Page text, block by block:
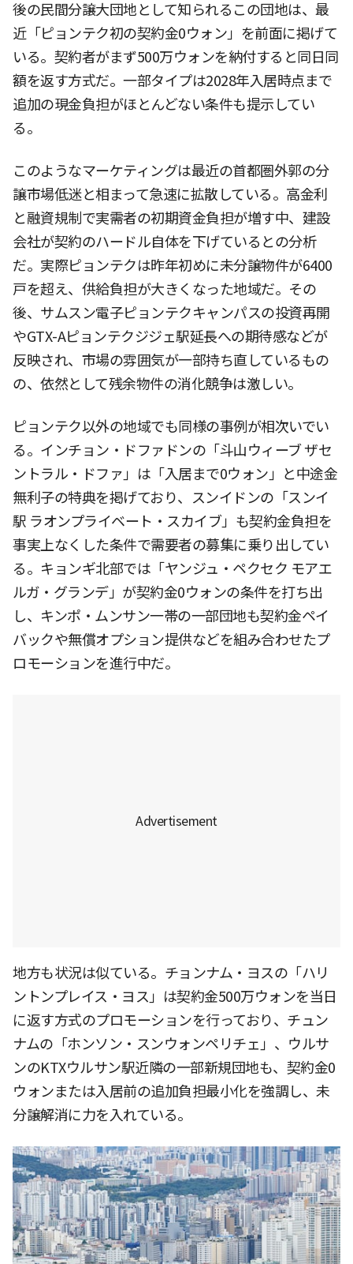
後の民間分譲大団地として知られるこの団地は、最
近「ピョンテク初の契約金0ウォン」を前面に掲げて
いる。契約者がまず500万ウォンを納付すると同日同
額を返す方式だ。一部タイプは2028年入居時点まで
追加の現金負担がほとんどない条件も提示してい
る。
このようなマーケティングは最近の首都圏外郭の分
譲市場低迷と相まって急速に拡散している。高金利
と融資規制で実需者の初期資金負担が増す中、建設
会社が契約のハードル自体を下げているとの分析
だ。実際ピョンテクは昨年初めに未分譲物件が6400
戸を超え、供給負担が大きくなった地域だ。その
後、サムスン電子ピョンテクキャンパスの投資再開
やGTX-Aピョンテクジジェ駅延長への期待感などが
反映され、市場の雰囲気が一部持ち直しているもの
の、依然として残余物件の消化競争は激しい。
ピョンテク以外の地域でも同様の事例が相次いでい
る。インチョン・ドファドンの「斗山ウィーブ ザセ
ントラル・ドファ」は「入居まで0ウォン」と中途金
無利子の特典を掲げており、スンイドンの「スンイ
駅 ラオンプライベート・スカイブ」も契約金負担を
事実上なくした条件で需要者の募集に乗り出してい
る。キョンギ北部では「ヤンジュ・ペクセク モアエ
ルガ・グランデ」が契約金0ウォンの条件を打ち出
し、キンポ・ムンサン一帯の一部団地も契約金ペイ
バックや無償オプション提供などを組み合わせたプ
ロモーションを進行中だ。
地方も状況は似ている。チョンナム・ヨスの「ハリ
ントンプレイス・ヨス」は契約金500万ウォンを当日
に返す方式のプロモーションを行っており、チュン
ナムの「ホンソン・スンウォンペリチェ」、ウルサ
ンのKTXウルサン駅近隣の一部新規団地も、契約金0
ウォンまたは入居前の追加負担最小化を強調し、未
分譲解消に力を入れている。